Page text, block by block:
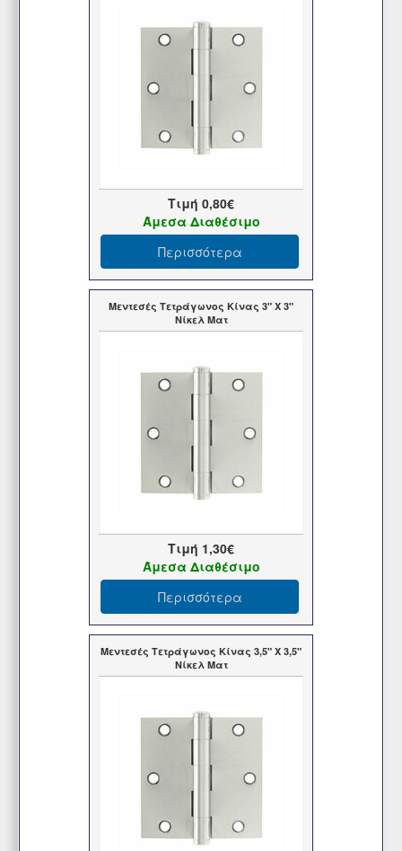
Τιμή 0,80€
Άμεσα Διαθέσιμο
Περισσότερα
Μεντεσές Τετράγωνος Κίνας 3" Χ 3"
Νίκελ Ματ
Τιμή 1,30€
Άμεσα Διαθέσιμο
Περισσότερα
Μεντεσές Τετράγωνος Κίνας 3,5" Χ 3,5"
Νίκελ Ματ